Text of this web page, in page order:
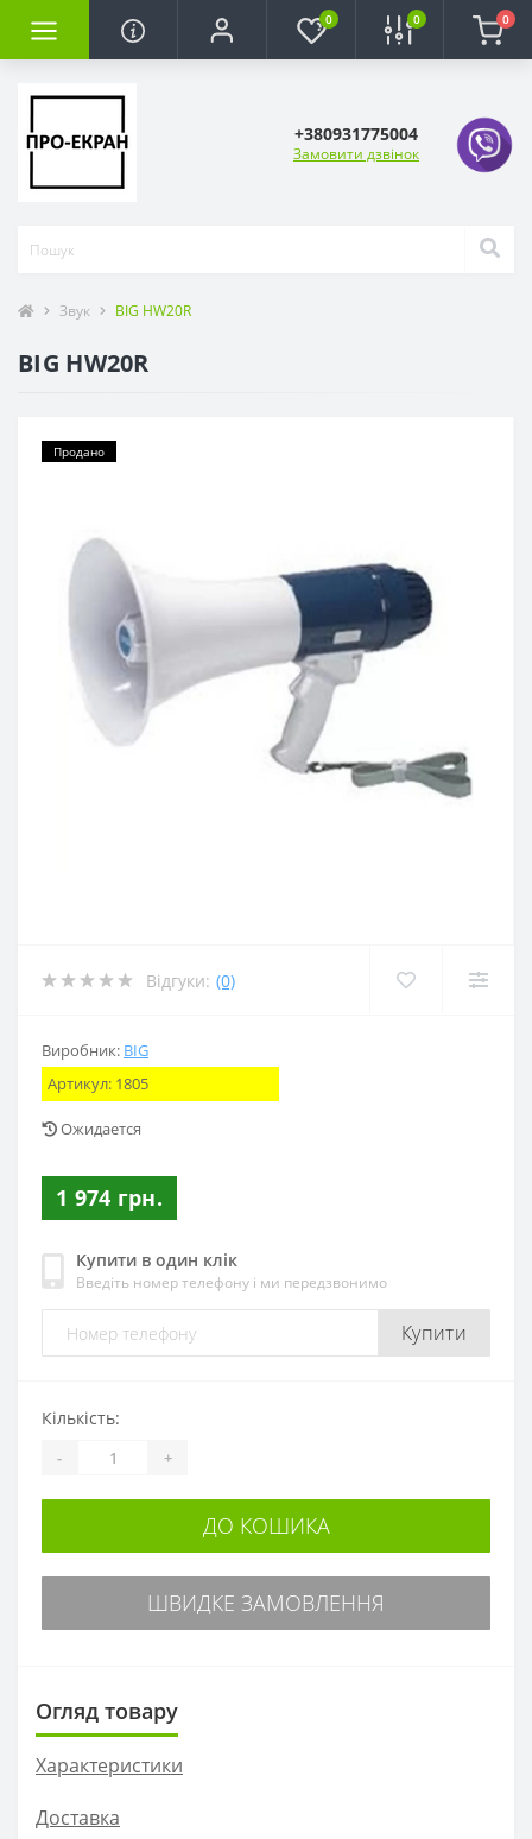
0 0 0
+380931775004
Замовити дзвінок
Звук BIG HW20R
BIG HW20R
Продано
Відгуки: (0)
Виробник: BIG
Артикул: 1805
Ожидается
1 974 грн.
Купити в один клік
Введіть номер телефону і ми передзвонимо
Купити
Кількість:
- +
ДО КОШИКА
ШВИДКЕ ЗАМОВЛЕННЯ
Огляд товару
Характеристики
Доставка